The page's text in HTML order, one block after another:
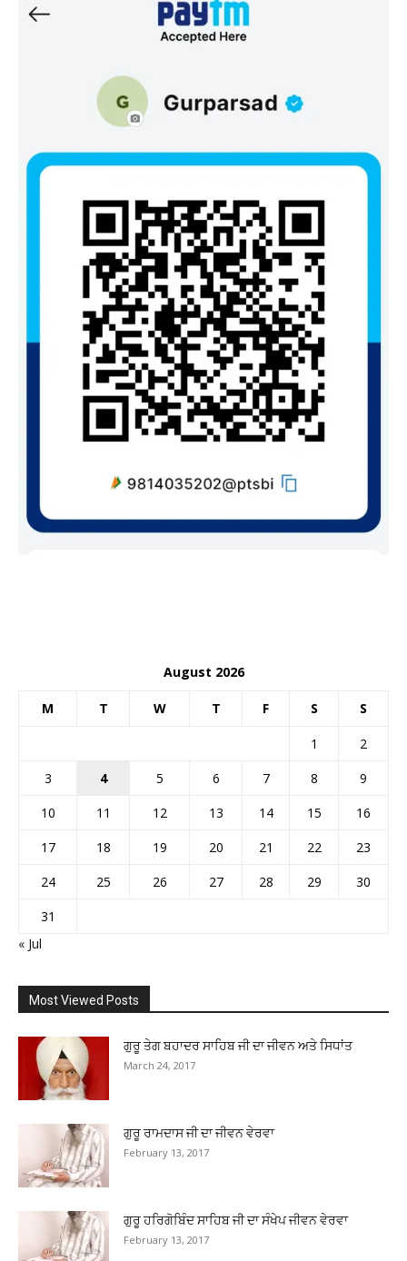
August 2026
M T W T F S S
1
2
3
4 5 6 7 8
9
10
11 12 13 14 15
16
17
18 19 20 21 22
23
24
25 26 27 28 29
30
31
« Jul
Most Viewed Posts
ਗੁਰੂ ਤੇਗ ਬਹਾਦਰ ਸਾਹਿਬ ਜੀ ਦਾ ਜੀਵਨ ਅਤੇ ਸਿਧਾਂਤ
March 24, 2017
ਗੁਰੂ ਰਾਮਦਾਸ ਜੀ ਦਾ ਜੀਵਨ ਵੇਰਵਾ
February 13, 2017
ਗੁਰੂ ਹਰਿਗੋਬਿੰਦ ਸਾਹਿਬ ਜੀ ਦਾ ਸੰਖੇਪ ਜੀਵਨ ਵੇਰਵਾ
February 13, 2017